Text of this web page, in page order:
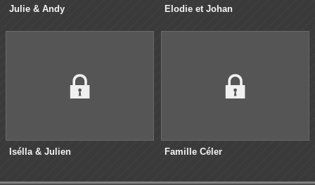
Julie & Andy Elodie et Johan
Isélla & Julien Famille Céler